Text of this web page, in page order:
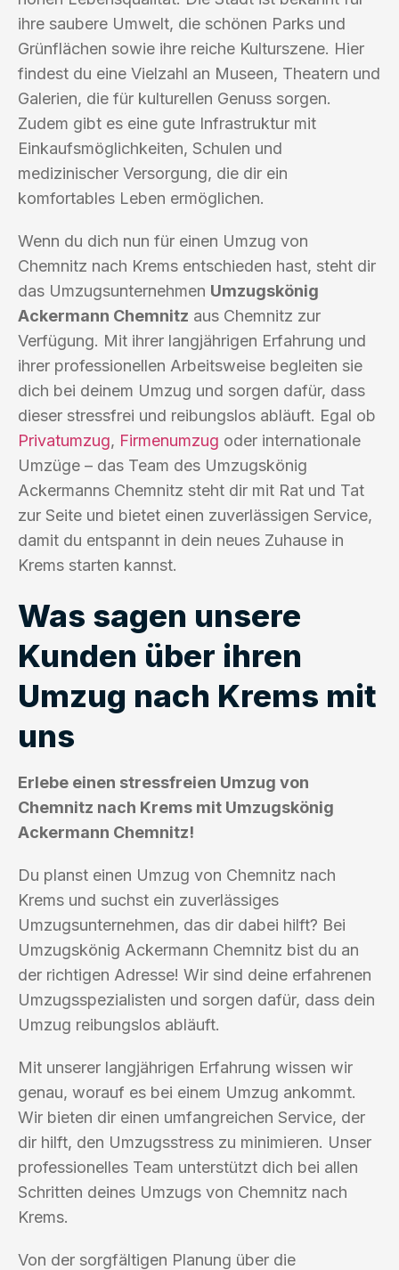
ihre saubere Umwelt, die schönen Parks und
Grünflächen sowie ihre reiche Kulturszene. Hier
findest du eine Vielzahl an Museen, Theatern und
Galerien, die für kulturellen Genuss sorgen.
Zudem gibt es eine gute Infrastruktur mit
Einkaufsmöglichkeiten, Schulen und
medizinischer Versorgung, die dir ein
komfortables Leben ermöglichen.
Wenn du dich nun für einen Umzug von
Chemnitz nach Krems entschieden hast, steht dir
das Umzugsunternehmen Umzugskönig
Ackermann Chemnitz aus Chemnitz zur
Verfügung. Mit ihrer langjährigen Erfahrung und
ihrer professionellen Arbeitsweise begleiten sie
dich bei deinem Umzug und sorgen dafür, dass
dieser stressfrei und reibungslos abläuft. Egal ob
Privatumzug, Firmenumzug oder internationale
Umzüge – das Team des Umzugskönig
Ackermanns Chemnitz steht dir mit Rat und Tat
zur Seite und bietet einen zuverlässigen Service,
damit du entspannt in dein neues Zuhause in
Krems starten kannst.
Was sagen unsere
Kunden über ihren
Umzug nach Krems mit
uns
Erlebe einen stressfreien Umzug von
Chemnitz nach Krems mit Umzugskönig
Ackermann Chemnitz!
Du planst einen Umzug von Chemnitz nach
Krems und suchst ein zuverlässiges
Umzugsunternehmen, das dir dabei hilft? Bei
Umzugskönig Ackermann Chemnitz bist du an
der richtigen Adresse! Wir sind deine erfahrenen
Umzugsspezialisten und sorgen dafür, dass dein
Umzug reibungslos abläuft.
Mit unserer langjährigen Erfahrung wissen wir
genau, worauf es bei einem Umzug ankommt.
Wir bieten dir einen umfangreichen Service, der
dir hilft, den Umzugsstress zu minimieren. Unser
professionelles Team unterstützt dich bei allen
Schritten deines Umzugs von Chemnitz nach
Krems.
Von der sorgfältigen Planung über die